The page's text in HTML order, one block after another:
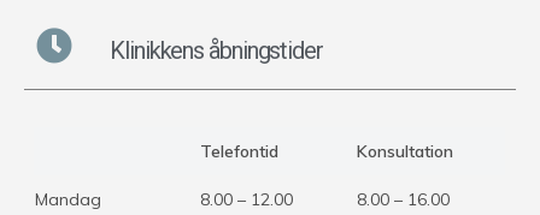
Klinikkens åbningstider
Telefontid Konsultation
Mandag 8.00 – 12.00 8.00 – 16.00